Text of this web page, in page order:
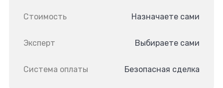
Стоимость Назначаете сами
Эксперт Выбираете сами
Система оплаты Безопасная сделка